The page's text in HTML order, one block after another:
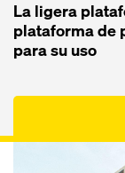
La ligera
plataforma de
para su uso